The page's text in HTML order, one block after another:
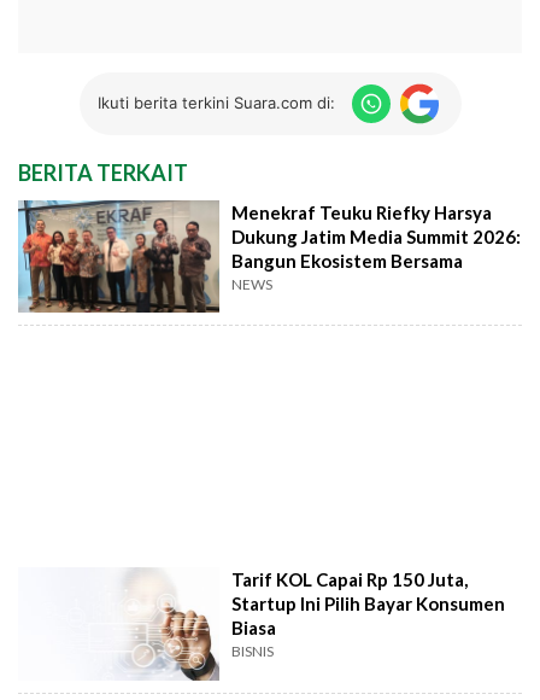
Ikuti berita terkini Suara.com di:
BERITA TERKAIT
Menekraf Teuku Riefky Harsya
Dukung Jatim Media Summit 2026:
Bangun Ekosistem Bersama
NEWS
Tarif KOL Capai Rp 150 Juta,
Startup Ini Pilih Bayar Konsumen
Biasa
BISNIS